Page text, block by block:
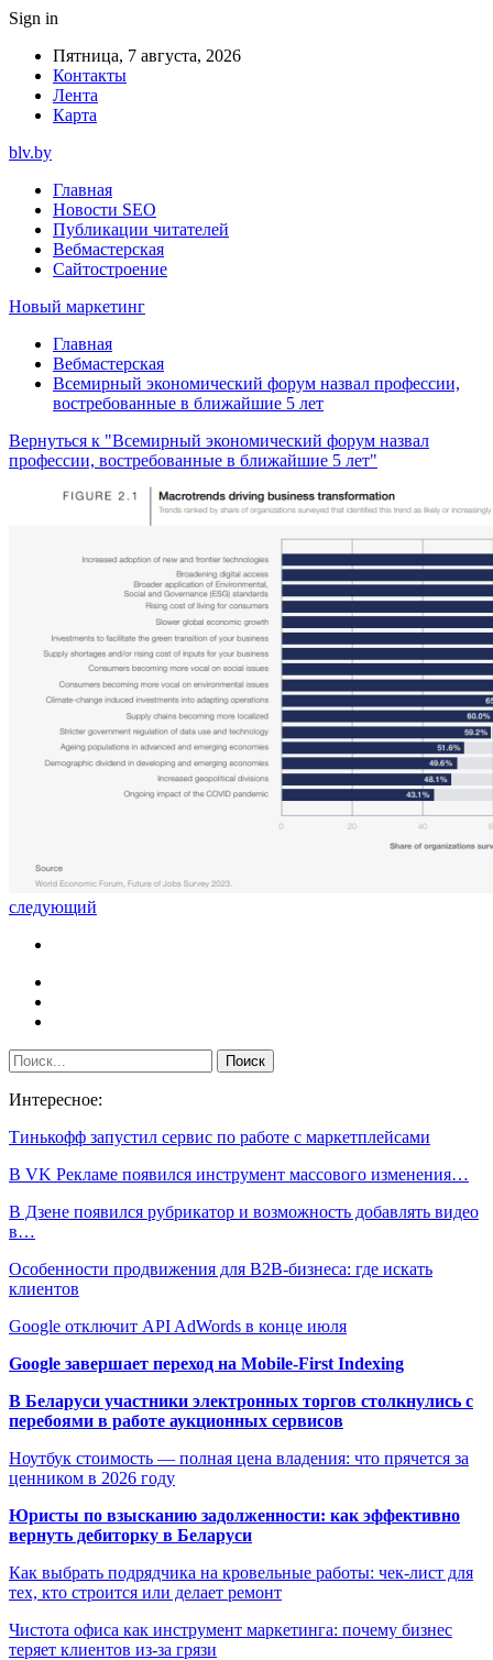
Sign in
Пятница, 7 августа, 2026
Контакты
Лента
Карта
blv.by
Главная
Новости SEO
Публикации читателей
Вебмастерская
Сайтостроение
Новый маркетинг
Главная
Вебмастерская
Всемирный экономический форум назвал профессии,
востребованные в ближайшие 5 лет
Вернуться к "Всемирный экономический форум назвал
профессии, востребованные в ближайшие 5 лет"
следующий
Интересное:
Тинькофф запустил сервис по работе с маркетплейсами
В VK Рекламе появился инструмент массового изменения…
В Дзене появился рубрикатор и возможность добавлять видео
в…
Особенности продвижения для B2B-бизнеса: где искать
клиентов
Google отключит API AdWords в конце июля
Google завершает переход на Mobile-First Indexing
В Беларуси участники электронных торгов столкнулись с
перебоями в работе аукционных сервисов
Ноутбук стоимость — полная цена владения: что прячется за
ценником в 2026 году
Юристы по взысканию задолженности: как эффективно
вернуть дебиторку в Беларуси
Как выбрать подрядчика на кровельные работы: чек-лист для
тех, кто строится или делает ремонт
Чистота офиса как инструмент маркетинга: почему бизнес
теряет клиентов из-за грязи